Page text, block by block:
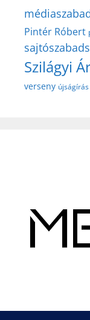
Pintér Róbert
Szilágyi
verseny újságírás